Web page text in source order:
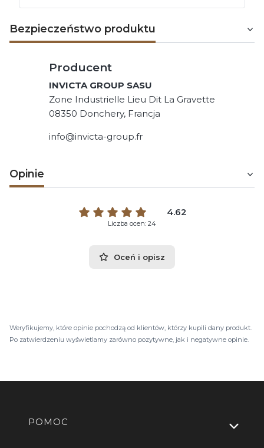
Bezpieczeństwo produktu
Producent
INVICTA GROUP SASU
Zone Industrielle Lieu Dit La Gravette
08350 Donchery, Francja
info@invicta-group.fr
Opinie
4.62
Liczba ocen: 24
Oceń i opisz
Weryfikujemy, które opinie pochodzą od klientów, którzy kupili dany produkt.
Po zatwierdzeniu wyświetlamy zarówno pozytywne, jak i negatywne opinie.
Linki w stopce
POMOC